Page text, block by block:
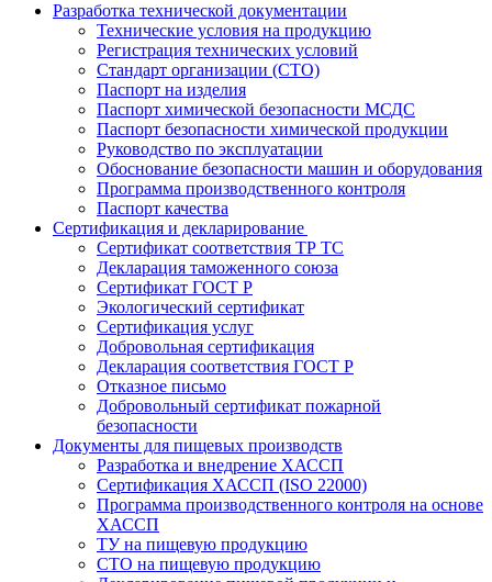
Разработка технической документации
Технические условия на продукцию
Регистрация технических условий
Стандарт организации (СТО)
Паспорт на изделия
Паспорт химической безопасности МСДС
Паспорт безопасности химической продукции
Руководство по эксплуатации
Обоснование безопасности машин и оборудования
Программа производственного контроля
Паспорт качества
Сертификация и декларирование
Сертификат соответствия ТР ТС
Декларация таможенного союза
Сертификат ГОСТ Р
Экологический сертификат
Сертификация услуг
Добровольная сертификация
Декларация соответствия ГОСТ Р
Отказное письмо
Добровольный сертификат пожарной
безопасности
Документы для пищевых производств
Разработка и внедрение ХАССП
Сертификация ХАССП (ISO 22000)
Программа производственного контроля на основе
ХАССП
ТУ на пищевую продукцию
СТО на пищевую продукцию